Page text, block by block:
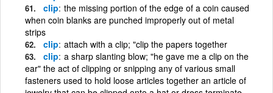
clip the missing portion of the edge of a coin caused
when coin blanks are punched improperly out of metal
strips
clip attach with a clip; "clip the papers together
clip a sharp slanting blow; "he gave me a clip on the
ear" the act of clipping or snipping any of various small
fasteners used to hold loose articles together an article of